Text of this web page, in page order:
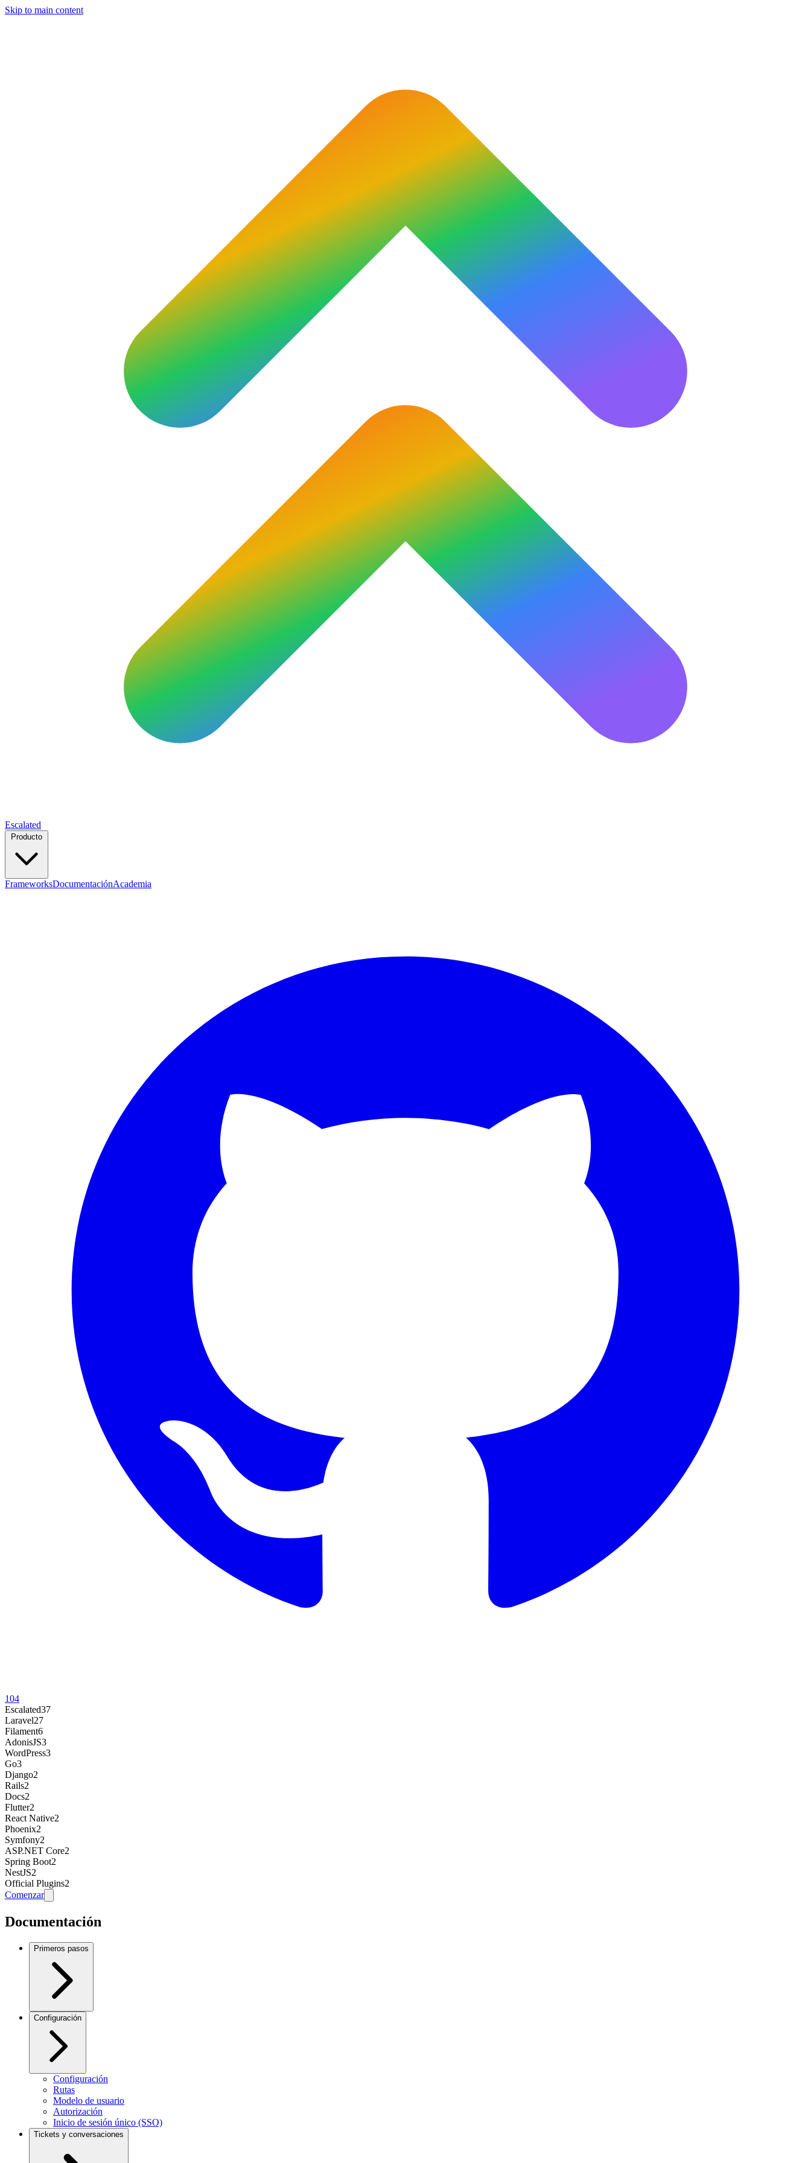
Skip to main content
Escalated
FrameworksDocumentaciónAcademia
104
Escalated37
Laravel27
Filament6
AdonisJS3
WordPress3
Go3
Django2
Rails2
Docs2
Flutter2
React Native2
Phoenix2
Symfony2
ASP.NET Core2
Spring Boot2
NestJS2
Official Plugins2
Comenzar
Documentación
Primeros pasos
Configuración
Configuración
Rutas
Modelo de usuario
Autorización
Inicio de sesión único (SSO)
Tickets y conversaciones